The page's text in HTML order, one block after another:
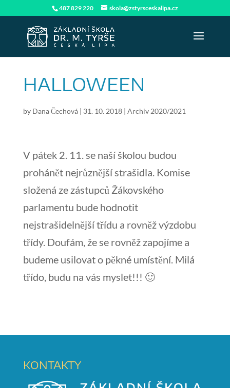
487 829 220 skola@zstyrsceskalipa.cz
HALLOWEEN
by Dana Čechová| 31. 10. 2018| Archiv 2020/2021
V pátek 2. 11. se naší školou budou
prohánět nejrůznější strašidla. Komise
složená ze zástupců Žákovského
parlamentu bude hodnotit
nejstrašidelnější třídu a rovněž výzdobu
třídy. Doufám, že se rovněž zapojíme a
budeme usilovat o pěkné umístění. Milá
třído, budu na vás myslet!!! 🙂
KONTAKTY